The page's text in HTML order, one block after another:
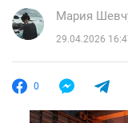
Мария
29.04.2026
0